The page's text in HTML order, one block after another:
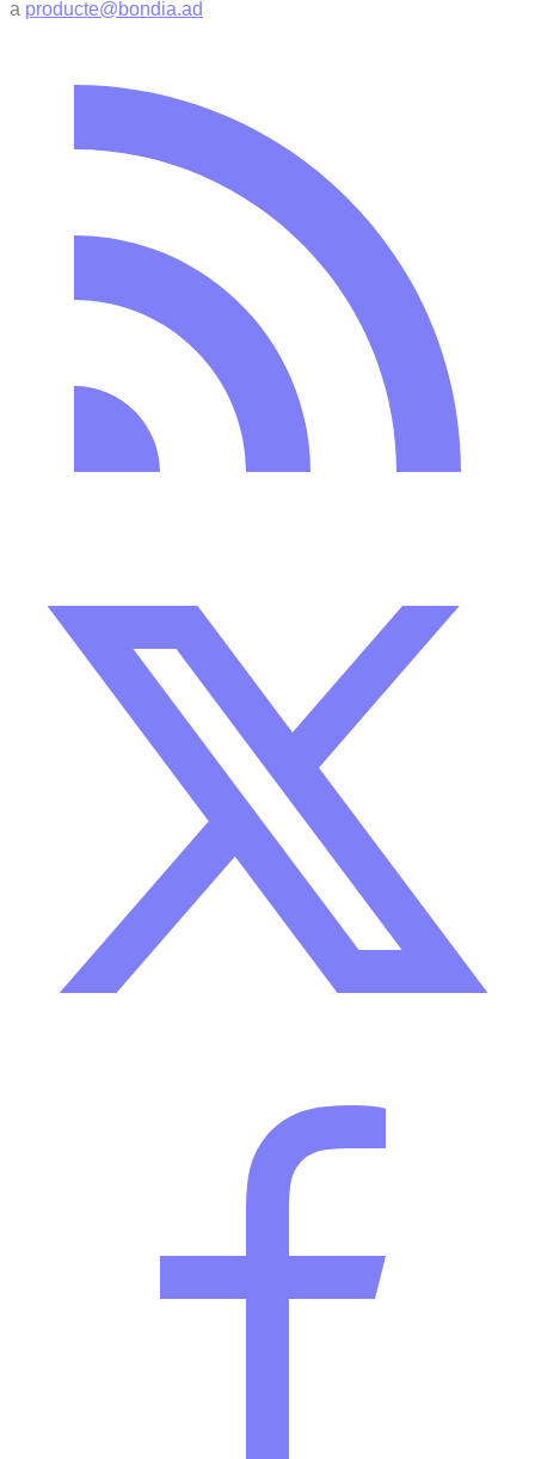
a producte@bondia.ad